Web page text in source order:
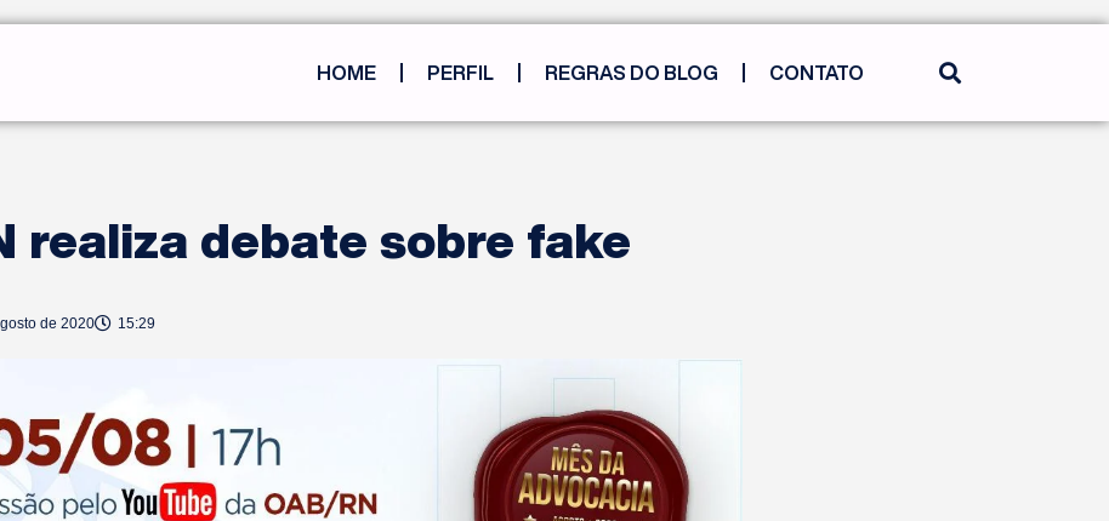
HOME PERFIL REGRAS DO BLOG CONTATO
realiza debate sobre fake
de 2020 15:29